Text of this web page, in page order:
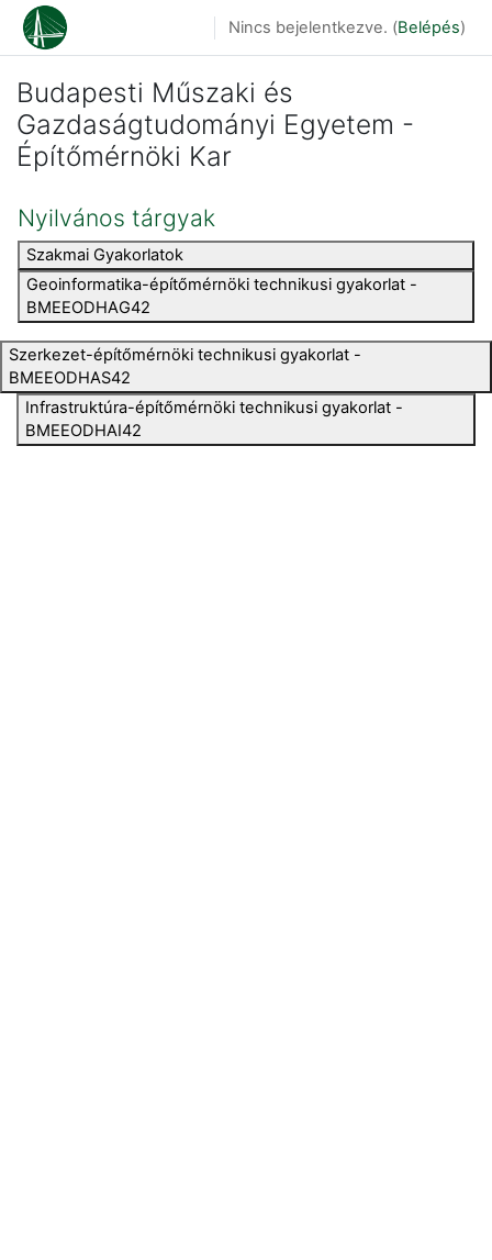
Tovább a fő tartalomhoz
Nincs bejelentkezve. (Belépés)
Budapesti Műszaki és
Gazdaságtudományi Egyetem -
Építőmérnöki Kar
Nyilvános tárgyak
Szakmai Gyakorlatok
Geoinformatika-építőmérnöki technikusi gyakorlat -
BMEEODHAG42
Szerkezet-építőmérnöki technikusi gyakorlat -
BMEEODHAS42
Infrastruktúra-építőmérnöki technikusi gyakorlat -
BMEEODHAI42